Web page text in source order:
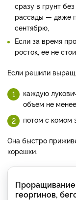
сразу в грунт
рассады — даже
сентябрю,
Если за время
росток, ее не
Если решили
каждую
объем не
потом с комом
Она быстро
корешки.
Проращивание
георгинов,